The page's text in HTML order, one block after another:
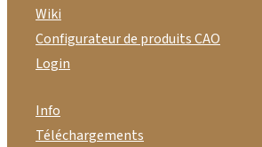
Wiki
Configurateur de produits CAO
Login
Info
Téléchargements